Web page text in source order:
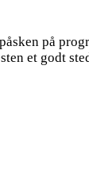
på
et godt